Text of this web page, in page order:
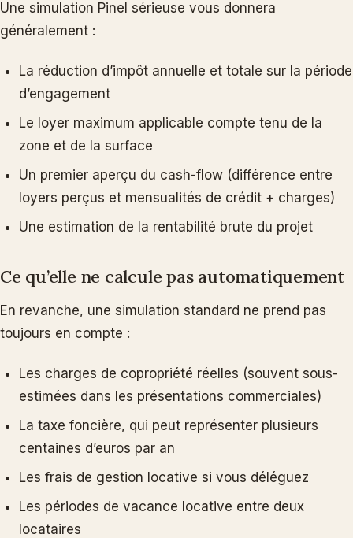
Une simulation Pinel sérieuse vous donnera
généralement :
La réduction d’impôt annuelle et totale sur la période
d’engagement
Le loyer maximum applicable compte tenu de la
zone et de la surface
Un premier aperçu du cash-flow (différence entre
loyers perçus et mensualités de crédit + charges)
Une estimation de la rentabilité brute du projet
Ce qu’elle ne calcule pas automatiquement
En revanche, une simulation standard ne prend pas
toujours en compte :
Les charges de copropriété réelles (souvent sous-
estimées dans les présentations commerciales)
La taxe foncière, qui peut représenter plusieurs
centaines d’euros par an
Les frais de gestion locative si vous déléguez
Les périodes de vacance locative entre deux
locataires